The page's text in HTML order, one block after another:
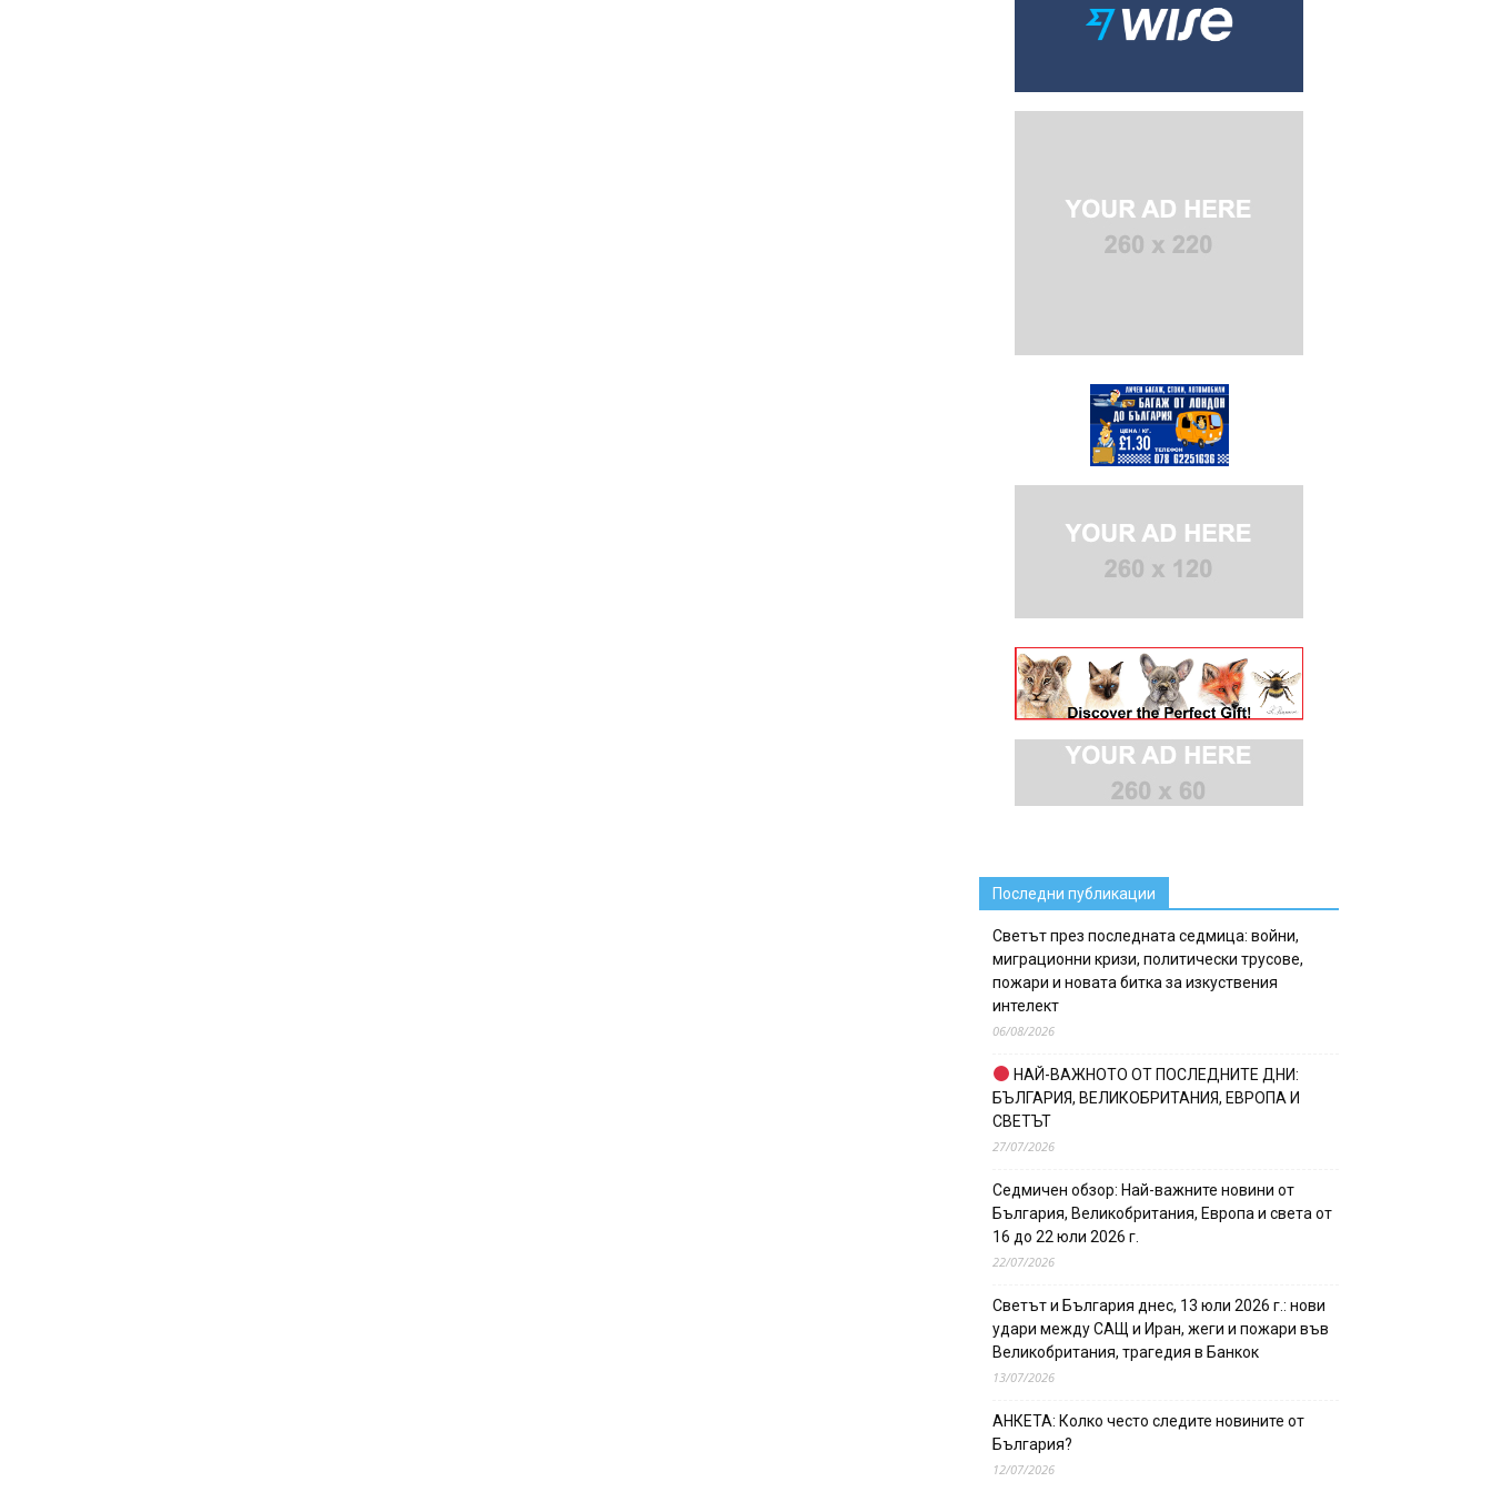
Последни публикации
Светът през последната седмица: войни,
миграционни кризи, политически трусове,
пожари и новата битка за изкуствения
интелект
06/08/2026
НАЙ-ВАЖНОТО ОТ ПОСЛЕДНИТЕ ДНИ:
БЪЛГАРИЯ, ВЕЛИКОБРИТАНИЯ, ЕВРОПА И
СВЕТЪТ
27/07/2026
Седмичен обзор: Най-важните новини от
България, Великобритания, Европа и света от
16 до 22 юли 2026 г.
22/07/2026
Светът и България днес, 13 юли 2026 г.: нови
удари между САЩ и Иран, жеги и пожари във
Великобритания, трагедия в Банкок
13/07/2026
АНКЕТА: Колко често следите новините от
България?
12/07/2026